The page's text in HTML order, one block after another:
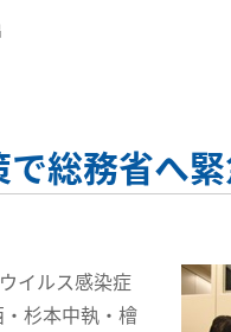
総務省へ
イルス感染症
杉本中執・檜